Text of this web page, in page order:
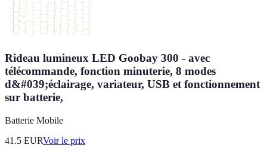
Rideau lumineux LED Goobay 300 - avec
télécommande, fonction minuterie, 8 modes
d&#039;éclairage, variateur, USB et fonctionnement
sur batterie,
Batterie Mobile
41.5 EURVoir le prix